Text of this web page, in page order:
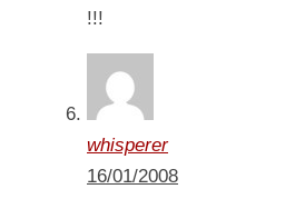
!!!
whisperer
16/01/2008